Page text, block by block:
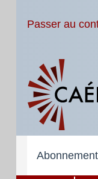
Passer au
Abonnement